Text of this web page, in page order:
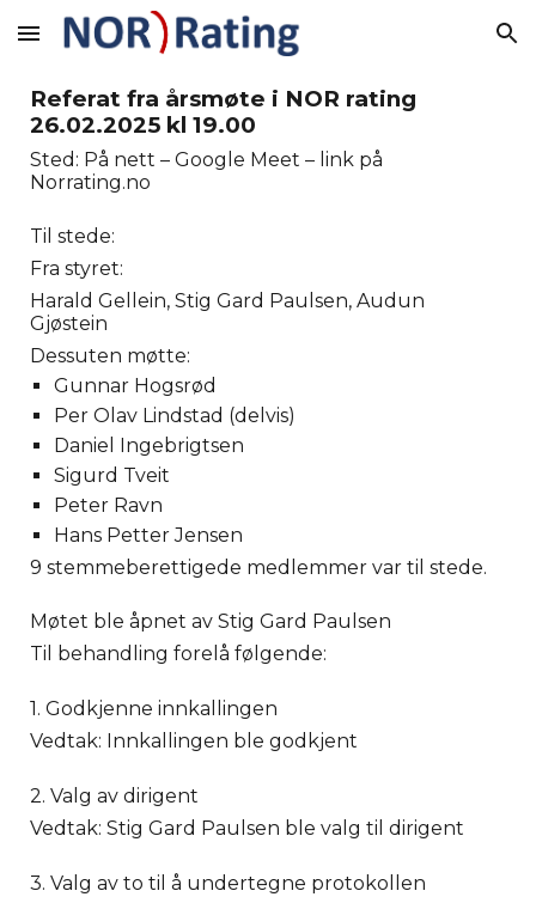
Skip to main content Skip to navigation
Referat fra årsmøte i NOR rating
26.02.2025 kl 19.00
Sted: På nett – Google Meet – link på
Norrating.no
Til stede:
Fra styret:
Harald Gellein, Stig Gard Paulsen, Audun
Gjøstein
Dessuten møtte:
Gunnar Hogsrød
Per Olav Lindstad (delvis)
Daniel Ingebrigtsen
Sigurd Tveit
Peter Ravn
Hans Petter Jensen
9 stemmeberettigede medlemmer var til stede.
Møtet ble åpnet av Stig Gard Paulsen
Til behandling forelå følgende:
1. Godkjenne innkallingen
Vedtak: Innkallingen ble godkjent
2. Valg av dirigent
Vedtak: Stig Gard Paulsen ble valg til dirigent
3. Valg av to til å undertegne protokollen